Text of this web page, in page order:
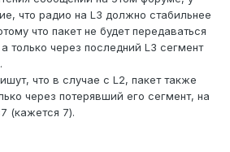
что радио на L3 должно стабильнее
что пакет не будет передаваться
только через последний L3 сегмент
что в случае с L2, пакет также
через потерявший его сегмент, на
(кажется 7).